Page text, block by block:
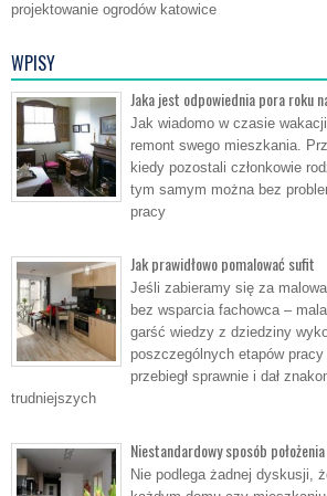
projektowanie ogrodów katowice
WPISY
Jaka jest odpowiednia pora roku
Jak wiadomo w czasie
remont swego mieszkania.
kiedy pozostali członkowie
tym samym można bez
pracy
Jak prawidłowo pomalować sufit
Jeśli zabieramy się za
bez wsparcia fachowca –
garść wiedzy z dziedziny
poszczególnych etapów
przebiegł sprawnie i dał
trudniejszych
Niestandardowy sposób
Nie podlega żadnej dyskusji,